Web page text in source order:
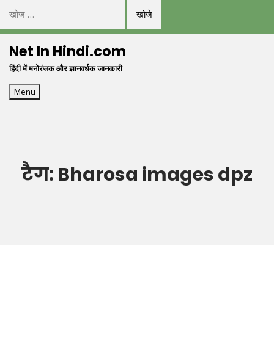
निम्न
को
खोजें:Net In Hindi.com
हिंदी में मनोरंजक और ज्ञानवर्धक जानकारी
Menu
टैग: Bharosa images dpz